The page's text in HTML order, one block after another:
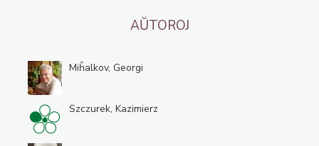
AŬTOROJ
Miĥalkov, Georgi
Szczurek, Kazimierz